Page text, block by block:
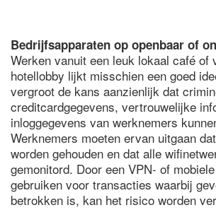
Bedrijfsapparaten op openbaar of
Werken vanuit een leuk lokaal café of
hotellobby lijkt misschien een goed
vergroot de kans aanzienlijk dat
creditcardgegevens, vertrouwelijke
inloggegevens van werknemers
Werknemers moeten ervan uitgaan
worden gehouden en dat alle
gemonitord. Door een VPN- of
gebruiken voor transacties waarbij
betrokken is, kan het risico worden